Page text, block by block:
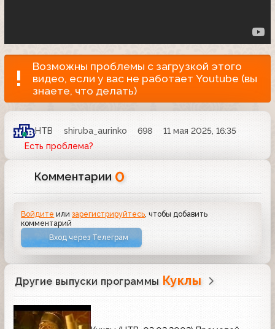
Возможны проблемы с загрузкой этого
видео, если у вас не работает Youtube (вы
знаете, что делать)
НТВ shiruba_aurinko 698
11 мая 2025, 16:35
Есть проблема?
Комментарии 0
Войдите илизарегистрируйтесь , чтобы добавить
комментарий
Вход через Телеграм
Другие выпуски программы Куклы